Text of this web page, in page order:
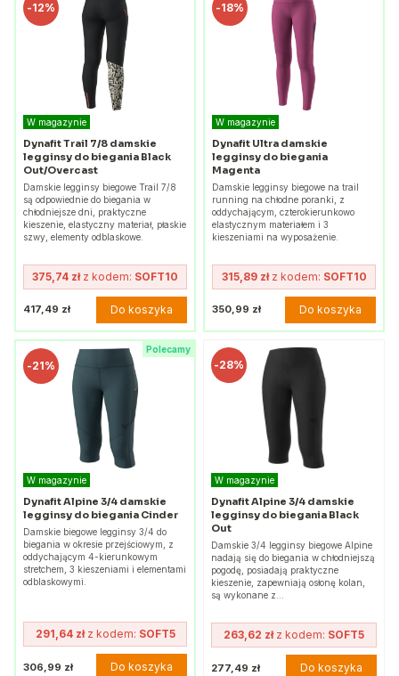
-12%
W magazynie
Dynafit Trail 7/8 damskie
legginsy do biegania Black
Out/Overcast
Damskie legginsy biegowe Trail 7/8
są odpowiednie do biegania w
chłodniejsze dni, praktyczne
kieszenie, elastyczny materiał, płaskie
szwy, elementy odblaskowe.
375,74 złz kodem: SOFT10
417,49 zł Do koszyka
-18%
W magazynie
Dynafit Ultra damskie
legginsy do biegania
Magenta
Damskie legginsy biegowe na trail
running na chłodne poranki, z
oddychającym, czterokierunkowo
elastycznym materiałem i 3
kieszeniami na wyposażenie.
315,89 złz kodem: SOFT10
350,99 zł Do koszyka
Polecamy
-21%
W magazynie
Dynafit Alpine 3/4 damskie
legginsy do biegania Cinder
Damskie biegowe legginsy 3/4 do
biegania w okresie przejściowym, z
oddychającym 4-kierunkowym
stretchem, 3 kieszeniami i elementami
odblaskowymi.
291,64 złz kodem: SOFT5
306,99 zł Do koszyka
-28%
W magazynie
Dynafit Alpine 3/4 damskie
legginsy do biegania Black
Out
Damskie 3/4 legginsy biegowe Alpine
nadają się do biegania w chłodniejszą
pogodę, posiadają praktyczne
kieszenie, zapewniają osłonę kolan,
są wykonane z…
263,62 złz kodem: SOFT5
277,49 zł Do koszyka